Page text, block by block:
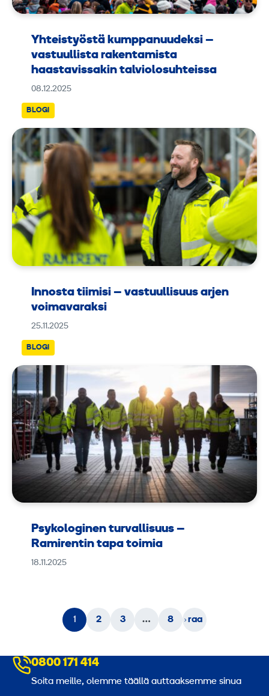
Yhteistyöstä kumppanuudeksi –
vastuullista rakentamista
haastavissakin talviolosuhteissa
08.12.2025
Innosta tiimisi – vastuullisuus arjen
voimavaraksi
25.11.2025
BLOGI
Psykologinen turvallisuus –
Ramirentin tapa toimia
18.11.2025
BLOGI
1 2 3 … 8
raa
0800 171 414
Soita meille, olemme täällä auttaaksemme sinua